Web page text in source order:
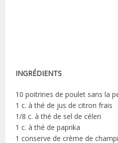
INGRÉDIENTS
10 poitrines de poulet sans la
1 c. à thé de jus de citron frais
1/8 c. à thé de sel de céleri
1 c. à thé de paprika
1 conserve de crème de